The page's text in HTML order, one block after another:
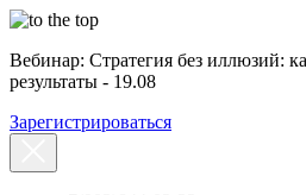
Вебинар: Стратегия без иллюзий:
результаты - 19.08
Зарегистрироваться